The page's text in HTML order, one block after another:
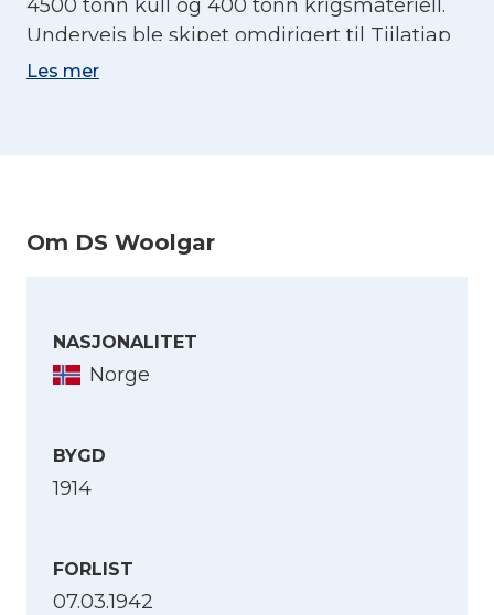
4500 tonn kull og 400 tonn krigsmateriell.
Underveis ble skipet omdirigert til Tjilatjap
på Javas sørkyst. Før skipet nådde så langt,
japanske stupbombere. De fleste av
mannskapene kom seg over i livbåter.
livbåtene skilte lag etter noen dager. I den
ene livbåten var det bare kinesiske sjøfolk,
seilte i 88 døgn til den nådde land i Port
Blair på Andamanøyene med seks mann i
den lengste ferd i livbåt til et krigsforlist
norsk mannskap under den andre
Les mer
Om DS Woolgar
NASJONALITET
Norge
BYGD
1914
FORLIST
07.03.1942